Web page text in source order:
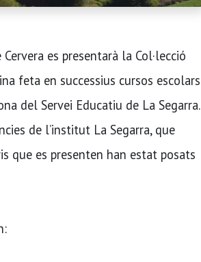
es presentarà la Col·lecció
feta en successius cursos escolars
del Servei Educatiu de La Segarra.
de l’institut La Segarra, que
que es presenten han estat posats